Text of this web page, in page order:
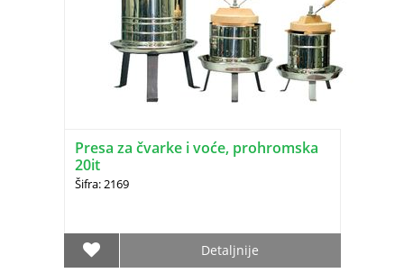
Presa za čvarke i voće, prohromska
20it
Šifra: 2169
Detaljnije